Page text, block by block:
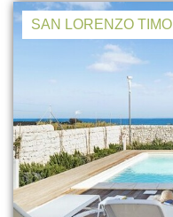
SAN LORENZO TIMO